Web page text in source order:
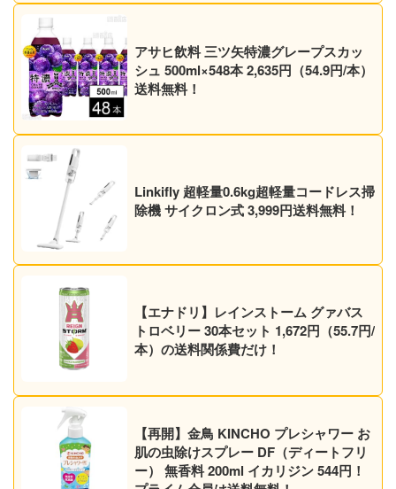
アサヒ飲料 三ツ矢特濃グレープスカッ
シュ 500ml×548本 2,635円（54.9円/本）
送料無料！
Linkifly 超軽量0.6kg超軽量コードレス掃
除機 サイクロン式 3,999円送料無料！
【エナドリ】レインストーム グァバス
トロベリー 30本セット 1,672円（55.7円/
本）の送料関係費だけ！
【再開】金鳥 KINCHO プレシャワー お
肌の虫除けスプレー DF（ディートフリ
ー） 無香料 200ml イカリジン 544円！